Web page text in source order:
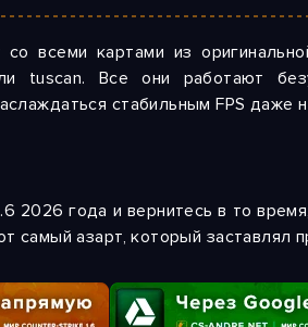
со всеми картами из
tuscan. Все они работают
стабильным FPS
2026 года и вернитесь в то
самый азарт, который заставлял